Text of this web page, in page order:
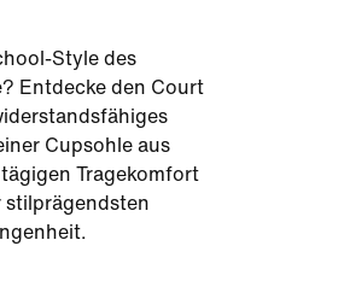
Style des
Entdecke den Court
Cupsohle aus
Tragekomfort
stilprägendsten